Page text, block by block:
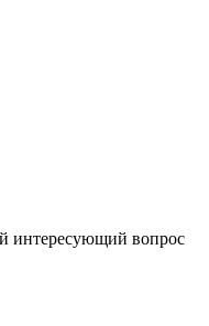
интересующий вопрос